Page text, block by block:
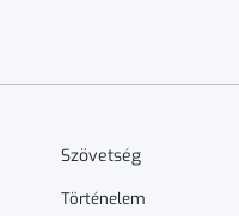
Szövetség
Történelem